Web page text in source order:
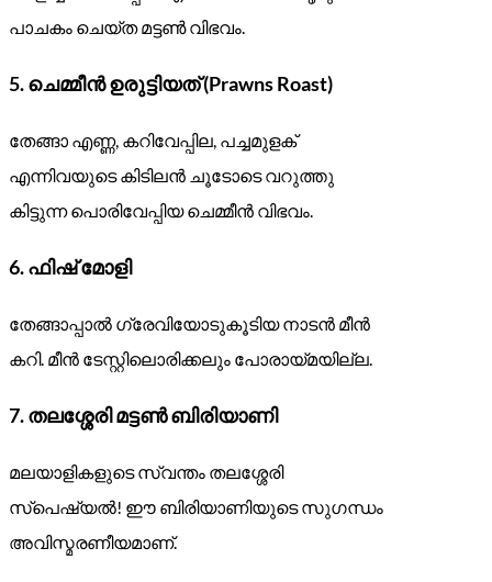
പാചകം ചെയ്ത മട്ടൺ വിഭവം.
5.ചെമ്മീൻ ഉരുട്ടിയത് (Prawns Roast)
തേങ്ങാ എണ്ണ, കറിവേപ്പില, പച്ചമുളക്
എന്നിവയുടെ കിടിലൻ ചൂടോടെ വറുത്തു
കിട്ടുന്ന പൊരിവേപ്പിയ ചെമ്മീൻ വിഭവം.
6.ഫിഷ് മോളി
തേങ്ങാപ്പാൽ ഗ്രേവിയോടുകൂടിയ നാടൻ മീൻ
കറി. മീൻ ടേസ്റ്റിലൊരിക്കലും പോരായ്മയില്ല.
7.തലശ്ശേരി മട്ടൺ ബിരിയാണി
മലയാളികളുടെ സ്വന്തം തലശ്ശേരി
സ്പെഷ്യൽ! ഈ ബിരിയാണിയുടെ സുഗന്ധം
അവിസ്മരണീയമാണ്.